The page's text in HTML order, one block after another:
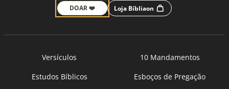
DOAR ❤️ Loja Bíbliaon
Versículos
10 Mandamentos
Estudos Bíblicos
Esboços de Pregação